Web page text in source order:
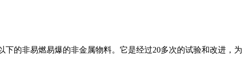
的非易燃易爆的非金属物料。它是经过20多次的试验和改进，为